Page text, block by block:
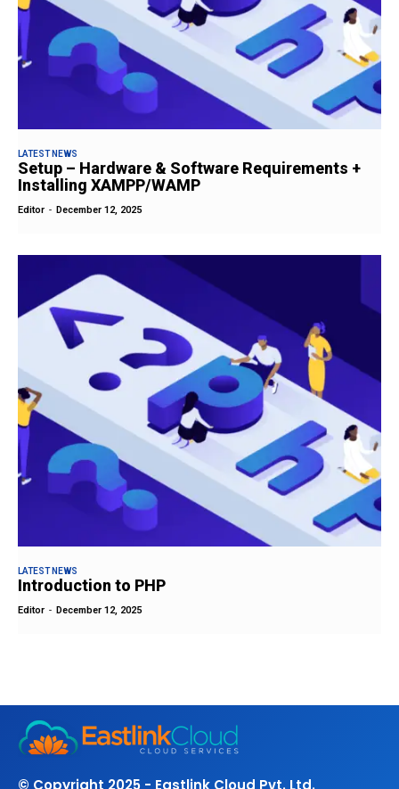
LATEST NEWS
Setup – Hardware & Software Requirements +
Installing XAMPP/WAMP
Editor - December 12, 2025
LATEST NEWS
Introduction to PHP
Editor - December 12, 2025
© Copyright 2025 - Eastlink Cloud Pvt. Ltd.